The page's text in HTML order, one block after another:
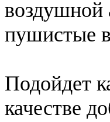
воздушной
пушистые
Подойдет
качестве